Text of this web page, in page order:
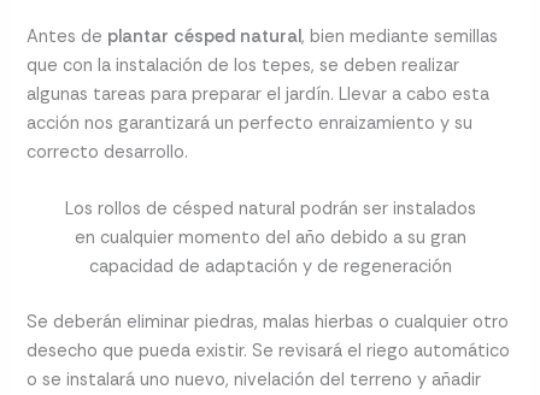
Antes de plantar césped natural, bien mediante semillas
que con la instalación de los tepes, se deben realizar
algunas tareas para preparar el jardín. Llevar a cabo esta
acción nos garantizará un perfecto enraizamiento y su
correcto desarrollo.
Los rollos de césped natural podrán ser instalados
en cualquier momento del año debido a su gran
capacidad de adaptación y de regeneración
Se deberán eliminar piedras, malas hierbas o cualquier otro
desecho que pueda existir. Se revisará el riego automático
o se instalará uno nuevo, nivelación del terreno y añadir